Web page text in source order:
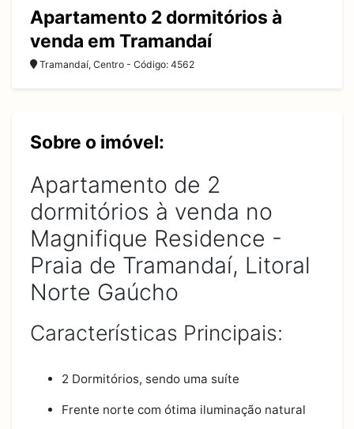
Apartamento 2 dormitórios à
venda em Tramandaí
Tramandaí, Centro - Código: 4562
Sobre o imóvel:
Apartamento de 2
dormitórios à venda no
Magnifique Residence -
Praia de Tramandaí, Litoral
Norte Gaúcho
Características Principais:
2 Dormitórios, sendo uma suíte
Frente norte com ótima iluminação natural